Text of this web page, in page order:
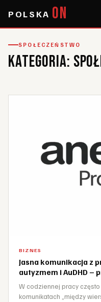
POLSKA ON
SPOŁECZEŃSTWO
Kategoria:
BIZNES
Jasna komunikacja z
autyzmem i AuDHD –
W codziennej pracy
komunikatach „między